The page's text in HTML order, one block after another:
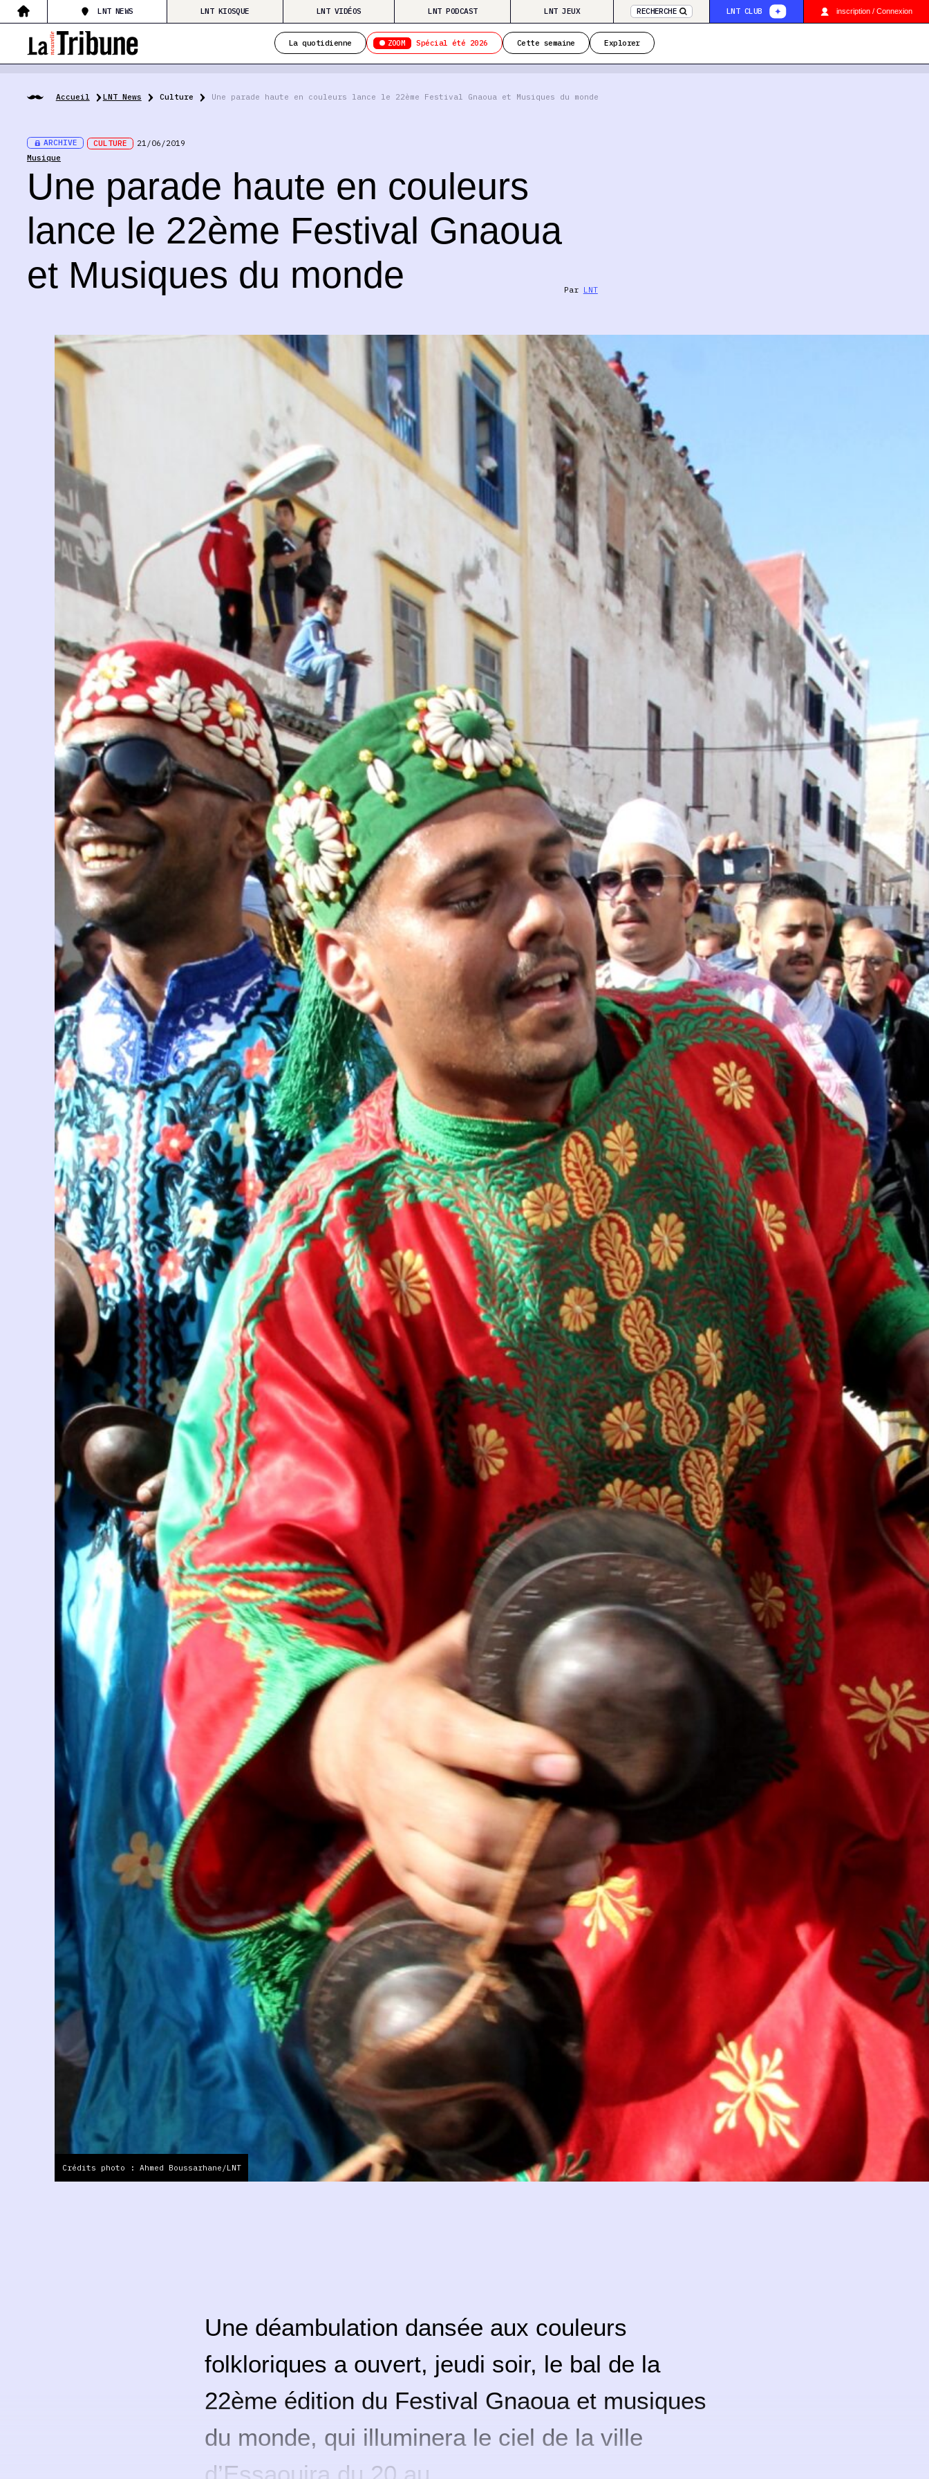
LNT NEWS LNT KIOSQUE LNT VIDÉOS LNT PODCAST LNT JEUX RECHERCHE LNT CLUB inscription / Connexion
La quotidienne ZOOM Spécial été 2026 Cette semaine Explorer
Accueil LNT News Culture Une parade haute en couleurs lance le 22ème Festival Gnaoua et Musiques du monde
ARCHIVE CULTURE
21/06/2019
Musique
Une parade haute en couleurs
lance le 22ème Festival Gnaoua
et Musiques du monde
Par LNT
Crédits photo : Ahmed Boussarhane/LNT
Une déambulation dansée aux couleurs
folkloriques a ouvert, jeudi soir, le bal de la
22ème édition du Festival Gnaoua et musiques
du monde, qui illuminera le ciel de la ville